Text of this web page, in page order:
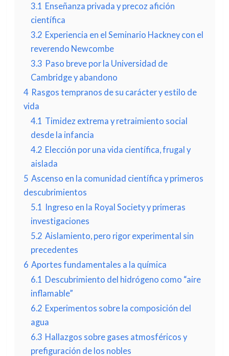
3.1 Enseñanza privada y precoz afición
científica
3.2 Experiencia en el Seminario Hackney con el
reverendo Newcombe
3.3 Paso breve por la Universidad de
Cambridge y abandono
4 Rasgos tempranos de su carácter y estilo de
vida
4.1 Timidez extrema y retraimiento social
desde la infancia
4.2 Elección por una vida científica, frugal y
aislada
5 Ascenso en la comunidad científica y primeros
descubrimientos
5.1 Ingreso en la Royal Society y primeras
investigaciones
5.2 Aislamiento, pero rigor experimental sin
precedentes
6 Aportes fundamentales a la química
6.1 Descubrimiento del hidrógeno como “aire
inflamable”
6.2 Experimentos sobre la composición del
agua
6.3 Hallazgos sobre gases atmosféricos y
prefiguración de los nobles